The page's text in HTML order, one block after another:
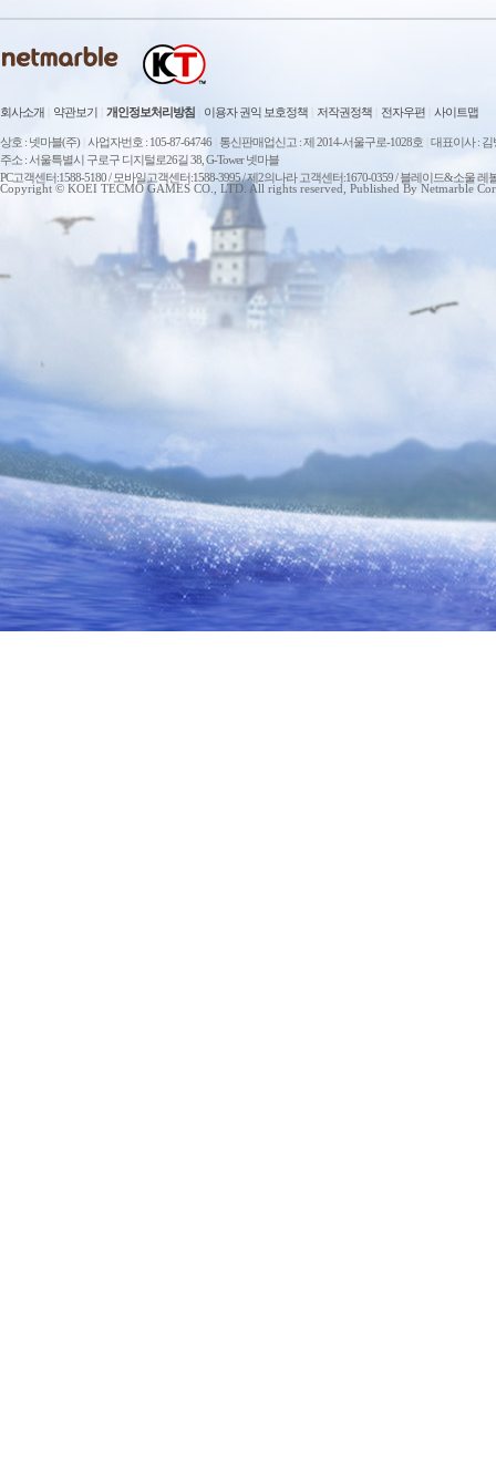
회사소개 약관보기 개인정보처리방침 이용자 권익 보호정책 저작권정책 전자우편 사이트맵
상호 : 넷마블(주) 사업자번호 : 105-87-64746 통신판매업신고 : 제 2014-서울구로-1028호 대표이사 : 김
주소 : 서울특별시 구로구 디지털로26길 38, G-Tower 넷마블
PC고객센터:1588-5180 / 모바일고객센터:1588-3995 / 제2의나라 고객센터:1670-0359 / 블레이드&소울
Copyright © KOEI TECMO GAMES CO., LTD. All rights reserved, Published By Netmarble